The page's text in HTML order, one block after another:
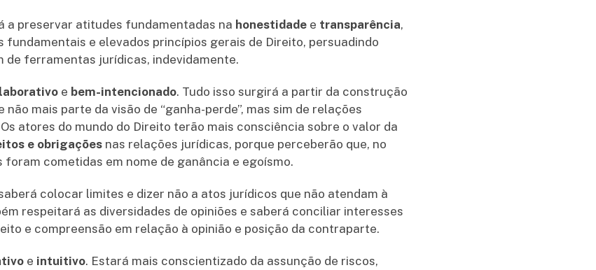
a preservar atitudes fundamentadas na honestidade e transparência,
fundamentais e elevados princípios gerais de Direito, persuadindo
de ferramentas jurídicas, indevidamente.
e bem-intencionado. Tudo isso surgirá a partir da construção
não mais parte da visão de “ganha-perde”, mas sim de relações
atores do mundo do Direito terão mais consciência sobre o valor da
e obrigações nas relações jurídicas, porque perceberão que, no
cometidas em nome de ganância e egoísmo.
colocar limites e dizer não a atos jurídicos que não atendam à
respeitará as diversidades de opiniões e saberá conciliar interesses
e compreensão em relação à opinião e posição da contraparte.
e intuitivo. Estará mais conscientizado da assunção de riscos,